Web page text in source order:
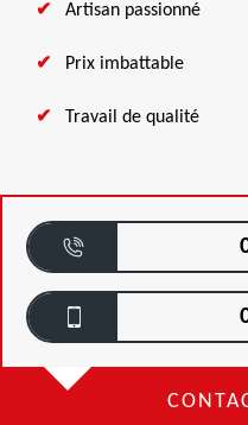
Artisan passionné
Prix imbattable
Travail de qualité